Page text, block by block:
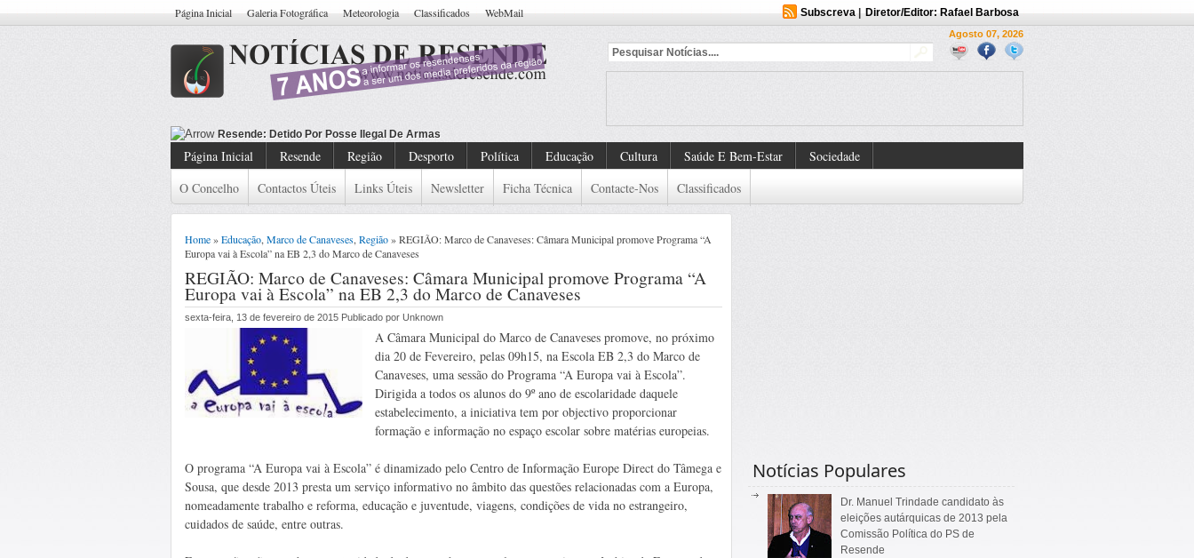
Página Inicial Galeria Fotográfica Meteorologia Classificados WebMail Subscreva| Diretor/Editor: Rafael Barbosa
Agosto 07, 2026
Resen
Página Inicial Resende Região Desporto Política Educação Cultura Saúde E Bem-Estar
Sociedade
O Concelho
Contactos Úteis Links Úteis Newsletter Ficha Técnica Contacte-Nos Classificados
Home»Educação Marco de Canaveses Região» REGIÃO: Marco de Canaveses: Câmara Municipal promove Programa “A
Europa vai à Escola” na EB 2,3 do Marco de Canaveses
REGIÃO: Marco de Canaveses: Câmara Municipal promove Programa “A
Europa vai à Escola” na EB 2,3 do Marco de Canaveses
sexta-feira, 13 de fevereiro de 2015 Publicado por Unknown
A Câmara Municipal do Marco de Canaveses promove, no próximo
dia 20 de Fevereiro, pelas 09h15, na Escola EB 2,3 do Marco de
Canaveses, uma sessão do Programa “A Europa vai à Escola”.
Dirigida a todos os alunos do 9º ano de escolaridade daquele
estabelecimento, a iniciativa tem por objectivo proporcionar
formação e informação no espaço escolar sobre matérias europeias.
O programa “A Europa vai à Escola” é dinamizado pelo Centro de Informação Europe Direct do Tâmega e
Sousa, que desde 2013 presta um serviço informativo no âmbito das questões relacionadas com a Europa,
nomeadamente trabalho e reforma, educação e juventude, viagens, condições de vida no estrangeiro,
cuidados de saúde, entre outras.
Notícias Populares
Dr. Manuel Trindade candidato às
eleições autárquicas de 2013 pela
Comissão Política do PS de
Resende